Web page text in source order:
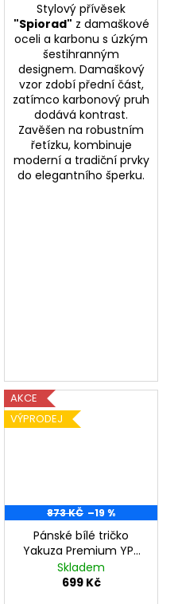
Stylový přívěsek
"Spiorad" z damaškové
oceli a karbonu s úzkým
šestihranným
designem. Damaškový
vzor zdobí přední část,
zatímco karbonový pruh
dodává kontrast.
Zavěšen na robustním
řetízku, kombinuje
moderní a tradiční prvky
do elegantního šperku.
AKCE
VÝPRODEJ
873 KČ –19 %
Pánské bílé tričko
Yakuza Premium YPS
3800 – Flying Pizza
Skladem
699 Kč